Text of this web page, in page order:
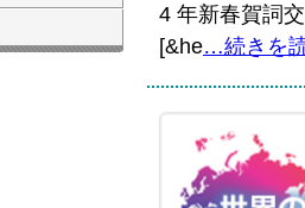
4 年新春賀詞
[&he…続きを